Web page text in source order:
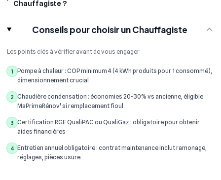
Chauffagiste ?
Conseils pour choisir un Chauffagiste
Les points clés à vérifier avant de vous engager
1
Pompe à chaleur : COP minimum 4 (4 kWh produits pour 1 consommé),
dimensionnement crucial
2
Chaudière condensation : économies 20-30% vs ancienne, éligible
MaPrimeRénov' si remplacement fioul
3
Certification RGE QualiPAC ou QualiGaz : obligatoire pour obtenir
aides financières
4 Entretien annuel obligatoire : contrat maintenance inclut ramonage,
réglages, pièces usure